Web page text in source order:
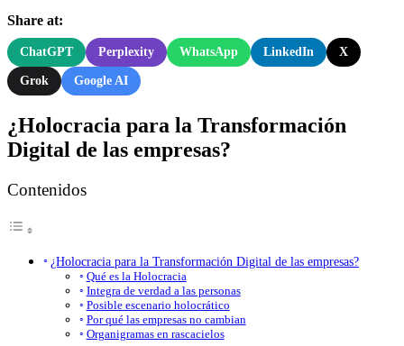
Share at:
ChatGPT Perplexity WhatsApp LinkedIn X
Grok Google AI
¿Holocracia para la Transformación
Digital de las empresas?
Contenidos
¿Holocracia para la Transformación Digital de las empresas?
Qué es la Holocracia
Integra de verdad a las personas
Posible escenario holocrático
Por qué las empresas no cambian
Organigramas en rascacielos